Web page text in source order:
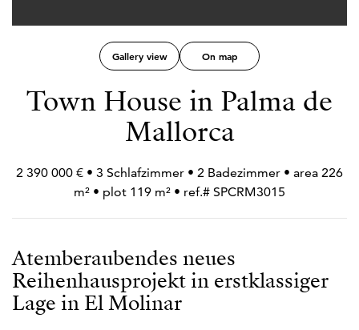
Gallery view On map
Town House in Palma de
Mallorca
2 390 000 € • 3 Schlafzimmer • 2 Badezimmer • area 226
m² • plot 119 m² • ref.# SPCRM3015
Atemberaubendes neues
Reihenhausprojekt in erstklassiger
Lage in El Molinar